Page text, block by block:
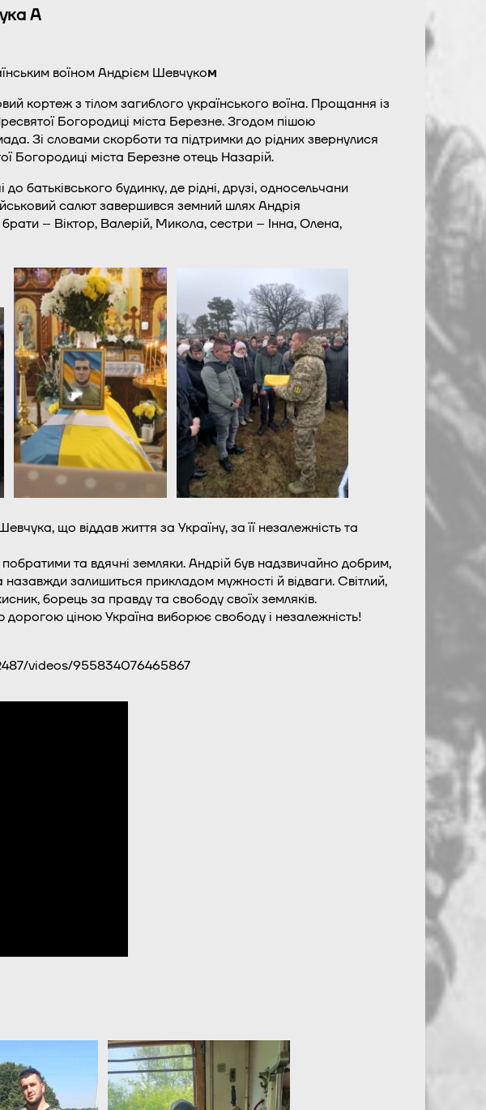
А
воїном Андрієм Шевчуком
кортеж з тілом загиблого українського воїна. Прощання із
Богородиці міста Березне. Згодом пішою
Зі словами скорботи та підтримки до рідних звернулися
Богородиці міста Березне отець Назарій.
батьківського будинку, де рідні, друзі, односельчани
салют завершився земний шлях Андрія
– Віктор, Валерій, Микола, сестри – Інна, Олена,
що віддав життя за Україну, за її незалежність та
та вдячні земляки. Андрій був надзвичайно добрим,
залишиться прикладом мужності й відваги. Світлий,
борець за правду та свободу своїх земляків.
дорогою ціною Україна виборює свободу і незалежність!
videos/955834076465867